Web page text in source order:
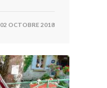
02 OCTOBRE 2018